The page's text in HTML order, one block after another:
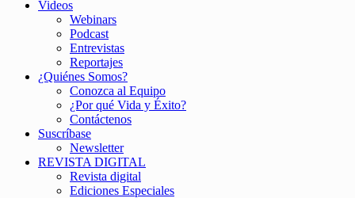
Videos
Webinars
Podcast
Entrevistas
Reportajes
¿Quiénes Somos?
Conozca al Equipo
¿Por qué Vida y Éxito?
Contáctenos
Suscríbase
Newsletter
REVISTA DIGITAL
Revista digital
Ediciones Especiales